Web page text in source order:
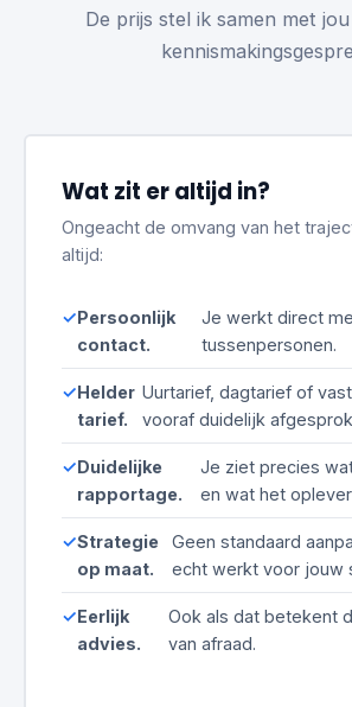
De prijs stel ik samen met
Wat zit er altijd in?
Ongeacht de omvang van het
altijd:
Persoonlijk
contact.
Je werkt direct
tussenpersonen.
Helder
tarief.
Uurtarief, dagtarief of
vooraf duidelijk
Duidelijke
rapportage.
Je ziet precies
en wat het
Strategie
op maat.
Geen standaard
echt werkt voor jouw
Eerlijk
advies.
Ook als dat betekent
van afraad.